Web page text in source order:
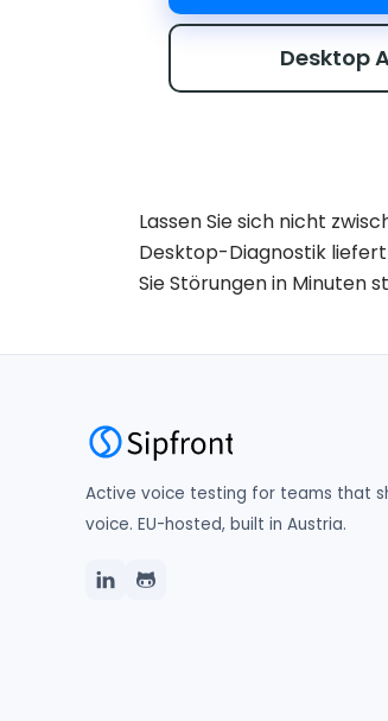
Desktop
Lassen Sie sich nicht
Desktop-Diagnostik liefert
Sie Störungen in Minuten
Active voice testing for teams that
voice. EU-hosted, built in Austria.